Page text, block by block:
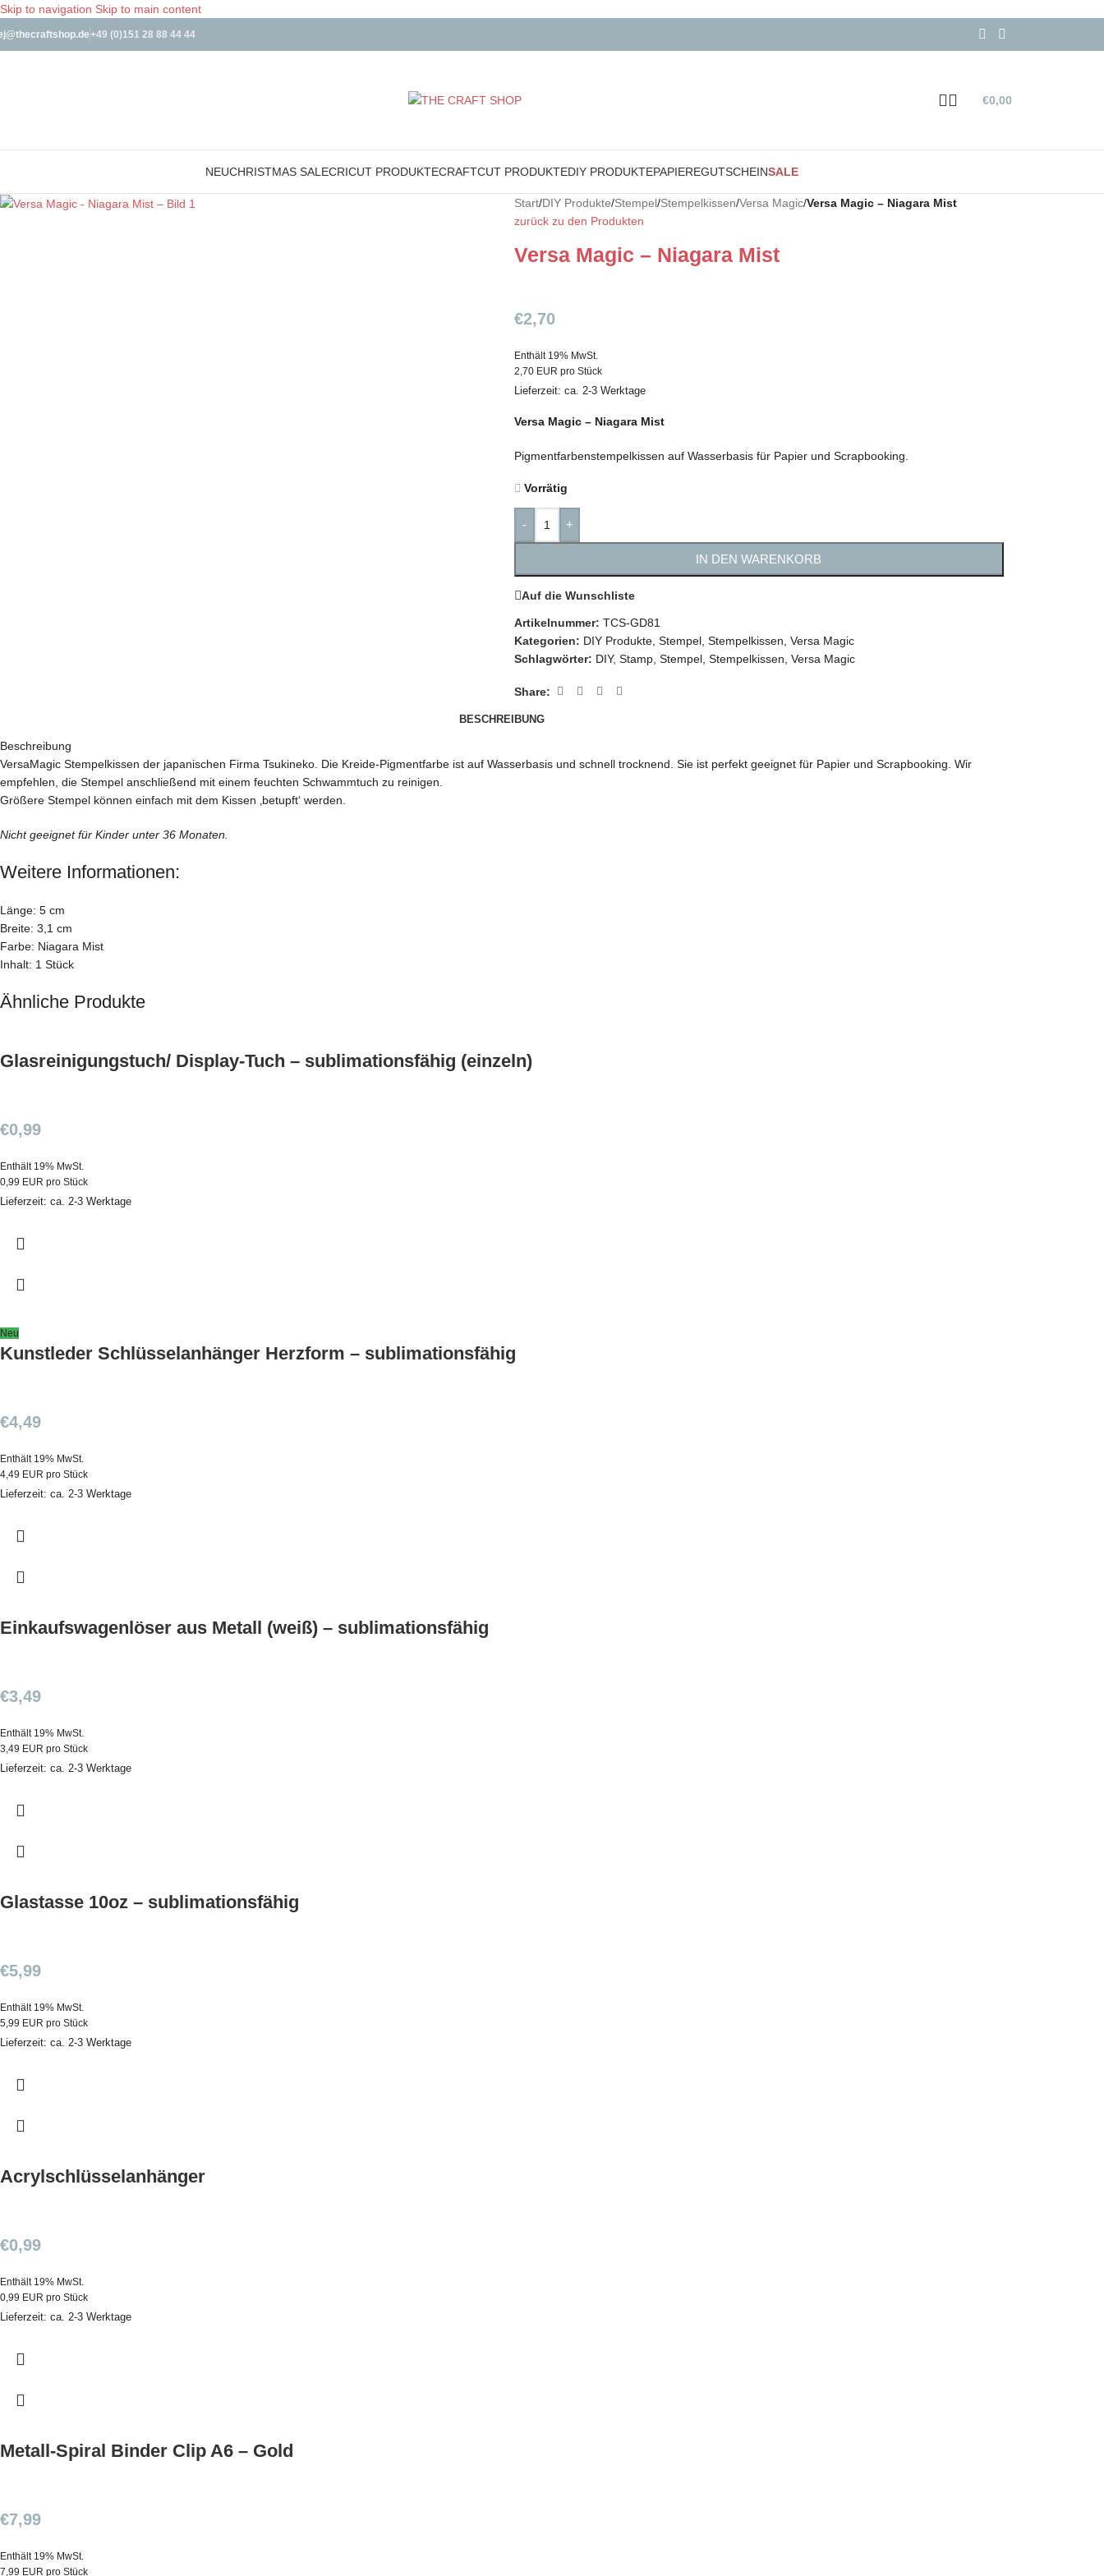
Skip to navigation Skip to main content
+49 (0)151 28 88 44 44
€0,00
NEUCHRISTMAS SALECRICUT PRODUKTECRAFTCUT PRODUKTEDIY PRODUKTEPAPIEREGUTSCHEINSALE
Start/DIY Produkte/Stempel/Stempelkissen/Versa Magic/Versa Magic – Niagara Mist
zurück zu den Produkten
Versa Magic – Niagara Mist
€2,70
Enthält 19% MwSt.
2,70 EUR pro Stück
Lieferzeit: ca. 2-3 Werktage
Versa Magic – Niagara Mist
Pigmentfarbenstempelkissen auf Wasserbasis für Papier und Scrapbooking.
Vorrätig
- +
IN DEN WARENKORB
Auf die Wunschliste
Artikelnummer: TCS-GD81
Kategorien: DIY Produkte, Stempel, Stempelkissen Versa Magic
Schlagwörter: DIY, Stamp, Stempel, Stempelkissen Versa Magic
Share:
BESCHREIBUNG
Beschreibung
VersaMagic Stempelkissen der japanischen Firma Tsukineko. Die Kreide-Pigmentfarbe ist auf Wasserbasis und schnell trocknend. Sie ist perfekt geeignet für Papier und Scrapbooking. Wir
empfehlen, die Stempel anschließend mit einem feuchten Schwammtuch zu reinigen.
Größere Stempel können einfach mit dem Kissen ‚betupft‘ werden.
Nicht geeignet für Kinder unter 36 Monaten.
Weitere Informationen:
Länge: 5 cm
Breite: 3,1 cm
Farbe: Niagara Mist
Inhalt: 1 Stück
Ähnliche Produkte
Glasreinigungstuch/ Display-Tuch – sublimationsfähig (einzeln)
€0,99
Enthält 19% MwSt.
0,99 EUR pro Stück
Lieferzeit: ca. 2-3 Werktage
Neu
Kunstleder Schlüsselanhänger Herzform – sublimationsfähig
€4,49
Enthält 19% MwSt.
4,49 EUR pro Stück
Lieferzeit: ca. 2-3 Werktage
Einkaufswagenlöser aus Metall (weiß) – sublimationsfähig
€3,49
Enthält 19% MwSt.
3,49 EUR pro Stück
Lieferzeit: ca. 2-3 Werktage
Glastasse 10oz – sublimationsfähig
€5,99
Enthält 19% MwSt.
5,99 EUR pro Stück
Lieferzeit: ca. 2-3 Werktage
Acrylschlüsselanhänger
€0,99
Enthält 19% MwSt.
0,99 EUR pro Stück
Lieferzeit: ca. 2-3 Werktage
Metall-Spiral Binder Clip A6 – Gold
€7,99
Enthält 19% MwSt.
7,99 EUR pro Stück